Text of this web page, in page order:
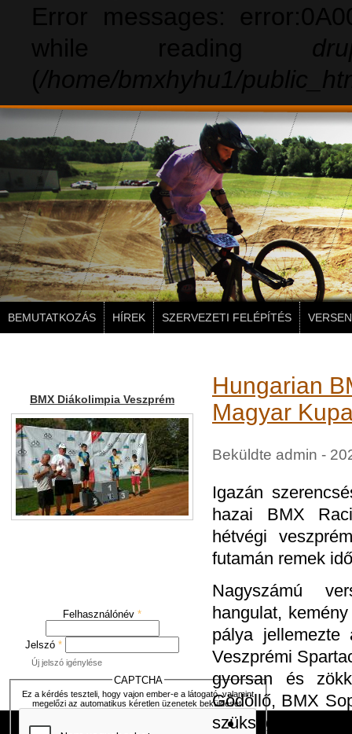
Error messages:
while reading
(/home/bmxhyhu1/
BEMUTATKOZÁS HÍREK SZERVEZETI FELÉPÍTÉS
BMX Diákolimpia Veszprém
Felhasználónév *
Jelszó *
Új jelszó igénylése
CAPTCHA
Ez a kérdés teszteli, hogy vajon ember-e a látogató, valamint
megelőzi az automatikus kéretlen üzenetek beküldését.
Hungarian
Magyar
Beküldte admin -
Igazán
hazai BMX
hétvégi
futamán remek
Nagyszámú
hangulat,
pálya
Veszprémi
gyorsan és
Gödöllő, BMX
szükség volt.